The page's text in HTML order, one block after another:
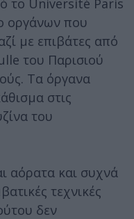
οργάνων που
με επιβάτες από
του Παρισιού
Τα όργανα
στις
του
αόρατα και συχνά
τεχνικές
δεν